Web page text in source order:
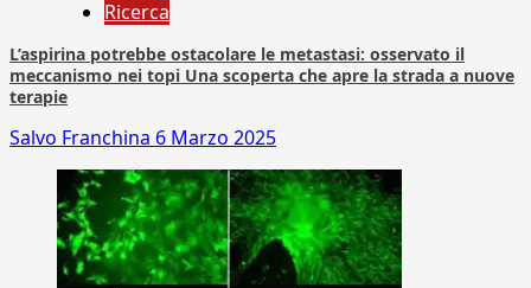
Ricerca
L’aspirina potrebbe ostacolare le metastasi: osservato il
meccanismo nei topi Una scoperta che apre la strada a nuove
terapie
Salvo Franchina 6 Marzo 2025